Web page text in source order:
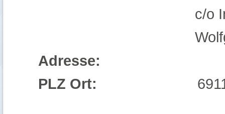
c/o Institute for
Wolfgang
Adresse:
PLZ Ort: 69115